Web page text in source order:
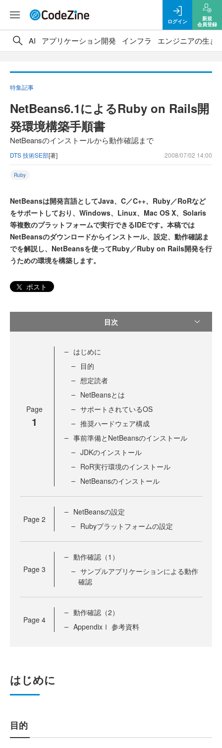
ログイン
新規
会員登録
AI アプリケーション開発 インフラ エンジニアの生き
特集記事
NetBeans6.1によるRuby on Rails開
発環境構築手順書
NetBeansのインストールから動作確認まで
DTS 技術SE部[著] 2008/07/02 14:00
Ruby
NetBeansは開発言語としてJava、C／C++、Ruby／RoRなど
をサポートしており、Windows、Linux、Mac OS X、Solaris
等複数のプラットフォームで実行できるIDEです。本稿では
NetBeansのダウンロードからインストール、設定、動作確認ま
でを解説し、NetBeansを使ってRuby／Ruby on Rails開発を行
うための環境を構築します。
ポスト
目次
Page
1
はじめに
目的
想定読者
NetBeansとは
サポートされているOS
推奨ハードウェア構成
事前準備とNetBeansのインストール
JDKのインストール
RoR実行環境のインストール
NetBeansのインストール
Page 2
NetBeansの設定
Rubyプラットフォームの設定
Page 3
動作確認（1）
サンプルアプリケーションによる動作
確認
Page 4
動作確認（2）
AppendixⅠ 参考資料
はじめに
目的